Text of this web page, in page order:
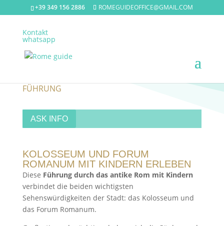
+39 349 156 2886 ROMEGUIDEOFFICE@GMAIL.COM
Kontakt
whatsapp
FÜHRUNG
ASK INFO
KOLOSSEUM UND FORUM
ROMANUM MIT KINDERN ERLEBEN
Diese Führung durch das antike Rom mit Kindern
verbindet die beiden wichtigsten
Sehenswürdigkeiten der Stadt: das Kolosseum und
das Forum Romanum.